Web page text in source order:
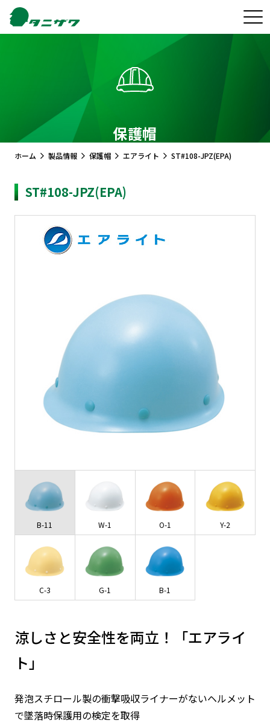
保護帽
ホーム 製品情報 保護帽 エアライト ST#108-JPZ(EPA)
ST#108-JPZ(EPA)
B-11 W-1 O-1 Y-2
C-3 G-1 B-1
涼しさと安全性を両立！「エアライ
ト」
発泡スチロール製の衝撃吸収ライナーがないヘルメット
で墜落時保護用の検定を取得